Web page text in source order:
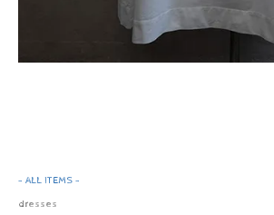
- ALL ITEMS -
dresses